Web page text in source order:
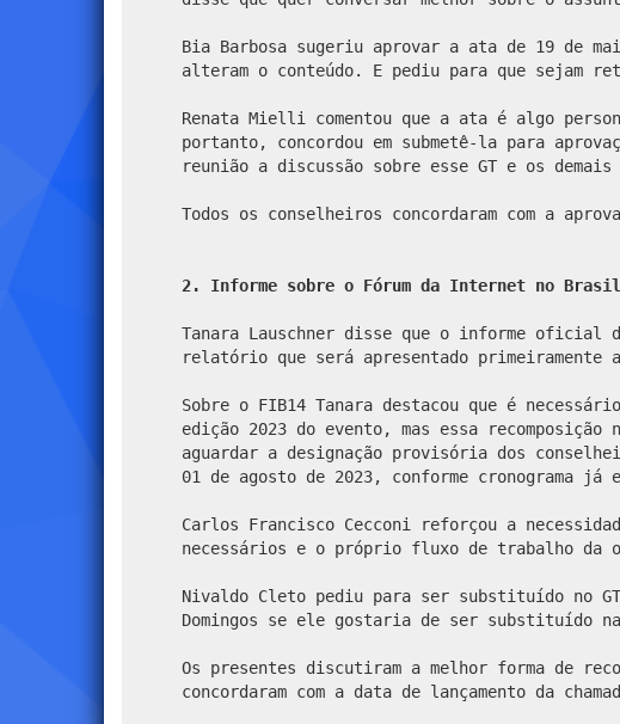
Bia Barbosa sugeriu aprovar a ata de 19 de
alteram o conteúdo. E pediu para que sejam
Renata Mielli comentou que a ata é algo
portanto, concordou em submetê-la para
reunião a discussão sobre esse GT e os
Todos os conselheiros concordaram com a
2. Informe sobre o Fórum da Internet no
Tanara Lauschner disse que o informe
relatório que será apresentado primeiramente
Sobre o FIB14 Tanara destacou que é
edição 2023 do evento, mas essa
aguardar a designação provisória dos
01 de agosto de 2023, conforme cronograma já
Carlos Francisco Cecconi reforçou a
necessários e o próprio fluxo de trabalho da
Nivaldo Cleto pediu para ser substituído no
Domingos se ele gostaria de ser substituído
Os presentes discutiram a melhor forma de
concordaram com a data de lançamento da